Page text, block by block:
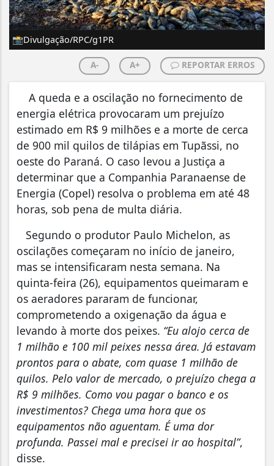
📸Divulgação/RPC/g1PR
A- A+ REPORTAR ERROS
A queda e a oscilação no fornecimento de
energia elétrica provocaram um prejuízo
estimado em R$ 9 milhões e a morte de cerca
de 900 mil quilos de tilápias em Tupãssi, no
oeste do Paraná. O caso levou a Justiça a
determinar que a Companhia Paranaense de
Energia (Copel) resolva o problema em até 48
horas, sob pena de multa diária.
Segundo o produtor Paulo Michelon, as
oscilações começaram no início de janeiro,
mas se intensificaram nesta semana. Na
quinta-feira (26), equipamentos queimaram e
os aeradores pararam de funcionar,
comprometendo a oxigenação da água e
levando à morte dos peixes. “Eu alojo cerca de
1 milhão e 100 mil peixes nessa área. Já estavam
prontos para o abate, com quase 1 milhão de
quilos. Pelo valor de mercado, o prejuízo chega a
R$ 9 milhões. Como vou pagar o banco e os
investimentos? Chega uma hora que os
equipamentos não aguentam. É uma dor
profunda. Passei mal e precisei ir ao hospital”,
disse.